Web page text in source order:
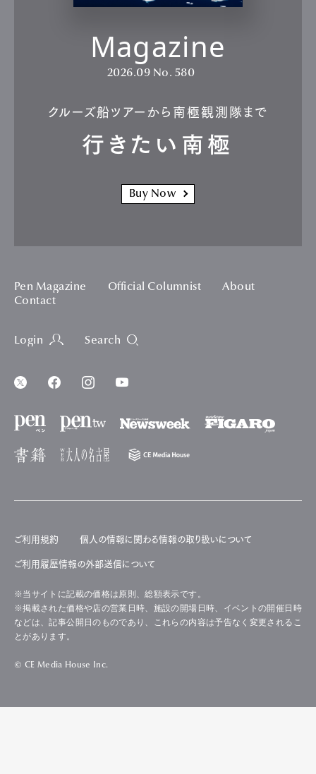
Magazine
2026.09 No. 580
クルーズ船ツアーから南極観測隊まで
行きたい南極
Buy Now
Pen Magazine Official Columnist
About
Contact
Login Search
ご利用規約 個人の情報に関わる情報の取り扱いについて
ご利用履歴情報の外部送信について
※当サイトに記載の価格は原則、総額表示です。
※掲載された価格や店の営業日時、施設の開場日時、イベントの開催日時
などは、記事公開日のものであり、これらの内容は予告なく変更されるこ
とがあります。
© CE Media House Inc.